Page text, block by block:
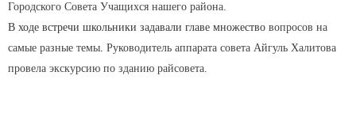
Городского Совета Учащихся нашего района.
В ходе встречи школьники задавали главе множество вопросов на
самые разные темы. Руководитель аппарата совета Айгуль Халитова
провела экскурсию по зданию райсовета.